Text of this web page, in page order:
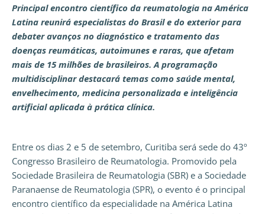
Principal encontro científico da reumatologia na América
Latina reunirá especialistas do Brasil e do exterior para
debater avanços no diagnóstico e tratamento das
doenças reumáticas, autoimunes e raras, que afetam
mais de 15 milhões de brasileiros. A programação
multidisciplinar destacará temas como saúde mental,
envelhecimento, medicina personalizada e inteligência
artificial aplicada à prática clínica.
Entre os dias 2 e 5 de setembro, Curitiba será sede do 43º
Congresso Brasileiro de Reumatologia. Promovido pela
Sociedade Brasileira de Reumatologia (SBR) e a Sociedade
Paranaense de Reumatologia (SPR), o evento é o principal
encontro científico da especialidade na América Latina